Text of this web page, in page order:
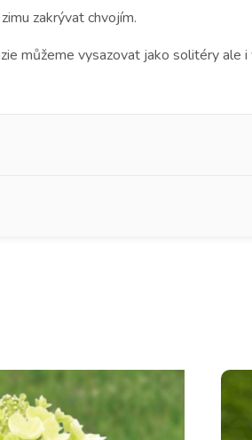
zakrývat chvojím.
můžeme vysazovat jako solitéry ale